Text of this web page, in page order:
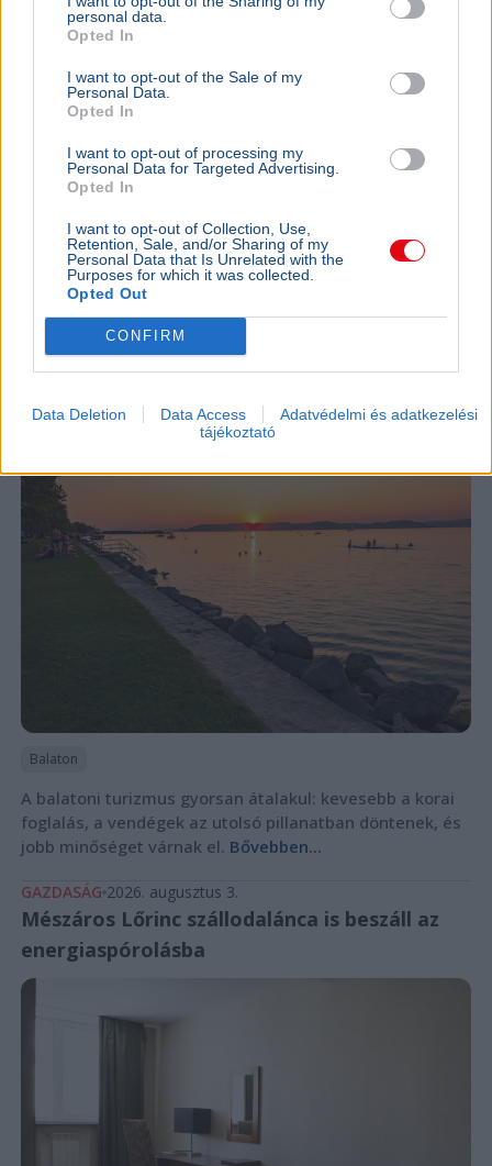
personal data.
Opted In
I want to opt-out of the Sale of my
Personal Data.
Opted In
I want to opt-out of processing my
Personal Data for Targeted Advertising.
Opted In
I want to opt-out of Collection, Use,
Retention, Sale, and/or Sharing of my
Personal Data that Is Unrelated with the
Purposes for which it was collected.
Opted Out
CONFIRM
Data Deletion Data Access
Adatvédelmi és adatkezelési
tájékoztató
Fidesz Hadházy Ákos
Hadházy Ákos szerint a Paks 2 fejlesztéséért felelős
állami cég a piaci ár sokszorosáért vásárolt erdőket és
legelőket; a volt képviselő feljelentést tett.
Ajánljuk még
GAZDASÁG 2026. augusztus 4.
Kevesebb vendégéjszaka, utolsó pillanatos
foglalások - változtak az igények a
Balatonnál
Balaton
A balatoni turizmus gyorsan átalakul: kevesebb a korai
foglalás, a vendégek az utolsó pillanatban döntenek, és
jobb minőséget várnak el. Bővebben...
GAZDASÁG 2026. augusztus 3.
Mészáros Lőrinc szállodalánca is beszáll az
energiaspórolásba